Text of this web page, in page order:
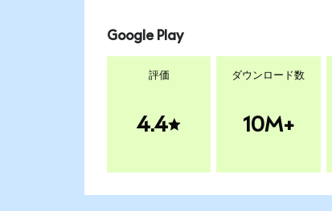
Google Play
評価
4.4
ダウンロード数
10M+